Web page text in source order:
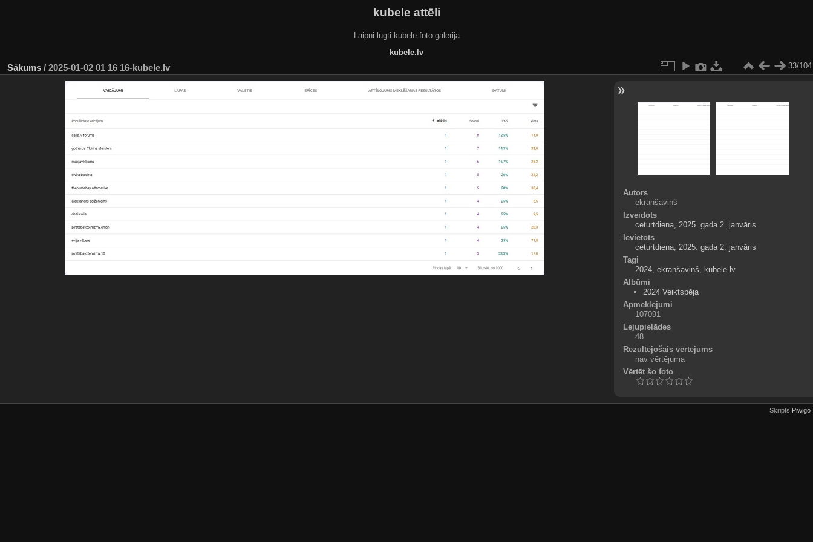
kubele attēli
Laipni lūgti kubele foto galerijā
kubele.lv
Sākums / 2025-01-02 01 16 16-kubele.lv 33/104
Autors
ekrānšāviņš
Izveidots
ceturtdiena, 2025. gada 2. janvāris
Ievietots
ceturtdiena, 2025. gada 2. janvāris
Tagi
2024, ekrānšaviņš
kubele.lv
Albūmi
2024 Veiktspēja
Apmeklējumi
107091
Lejupielādes
48
Rezultējošais vērtējums
nav vērtējuma
Vērtēt šo foto
Skripts Piwigo